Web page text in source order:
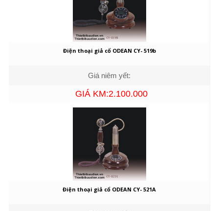
Điện thoại giả cổ ODEAN CY- 519b
Giá niêm yết:
GIÁ KM:2.100.000
Điện thoại giả cổ ODEAN CY- 521A